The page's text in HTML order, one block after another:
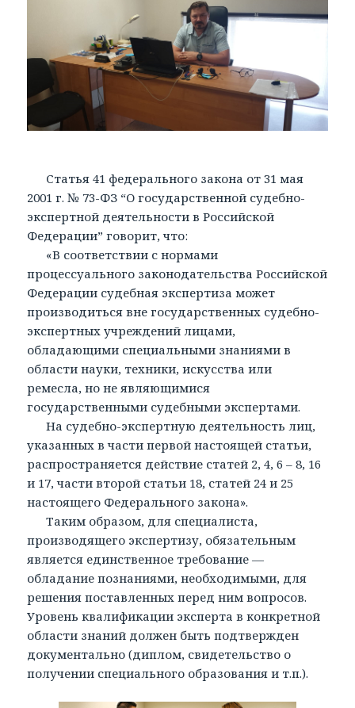
Статья 41 федерального закона от 31 мая
2001 г. № 73-ФЗ “О государственной судебно-
экспертной деятельности в Российской
Федерации” говорит, что:
«В соответствии с нормами
процессуального законодательства Российской
Федерации судебная экспертиза может
производиться вне государственных судебно-
экспертных учреждений лицами,
обладающими специальными знаниями в
области науки, техники, искусства или
ремесла, но не являющимися
государственными судебными экспертами.
На судебно-экспертную деятельность лиц,
указанных в части первой настоящей статьи,
распространяется действие статей 2, 4, 6 – 8, 16
и 17, части второй статьи 18, статей 24 и 25
настоящего Федерального закона».
Таким образом, для специалиста,
производящего экспертизу, обязательным
является единственное требование —
обладание познаниями, необходимыми, для
решения поставленных перед ним вопросов.
Уровень квалификации эксперта в конкретной
области знаний должен быть подтвержден
документально (диплом, свидетельство о
получении специального образования и т.п.).